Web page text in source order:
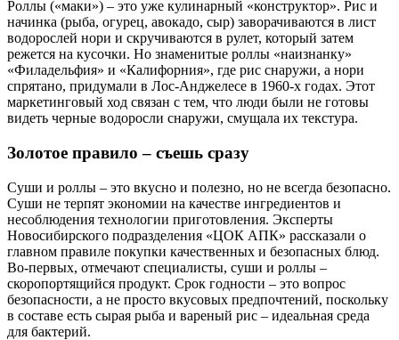
Роллы («маки») – это уже кулинарный «конструктор». Рис и
начинка (рыба, огурец, авокадо, сыр) заворачиваются в лист
водорослей нори и скручиваются в рулет, который затем
режется на кусочки. Но знаменитые роллы «наизнанку»
«Филадельфия» и «Калифорния», где рис снаружи, а нори
спрятано, придумали в Лос-Анджелесе в 1960-х годах. Этот
маркетинговый ход связан с тем, что люди были не готовы
видеть черные водоросли снаружи, смущала их текстура.
Золотое правило – съешь сразу
Суши и роллы – это вкусно и полезно, но не всегда безопасно.
Суши не терпят экономии на качестве ингредиентов и
несоблюдения технологии приготовления. Эксперты
Новосибирского подразделения «ЦОК АПК» рассказали о
главном правиле покупки качественных и безопасных блюд.
Во-первых, отмечают специалисты, суши и роллы –
скоропортящийся продукт. Срок годности – это вопрос
безопасности, а не просто вкусовых предпочтений, поскольку
в составе есть сырая рыба и вареный рис – идеальная среда
для бактерий.